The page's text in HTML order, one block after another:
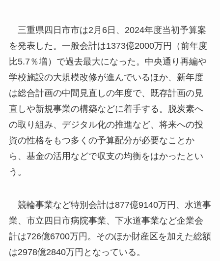
三重県四日市市は2月6日、2024年度当初予算案
を発表した。一般会計は1373億2000万円（前年度
比5.7％増）で過去最大になった。中央通り再編や
学校施設の大規模改修が進んでいるほか、新年度
は総合計画の中間見直しの年度で、既存計画の見
直しや新規事業の構築などに着手する。脱炭素へ
の取り組み、デジタル化の推進など、将来への投
資の性格をもつ多くの予算配分が必要なことか
ら、基金の活用などで収支の均衡をはかったとい
う。
競輪事業など特別会計は877億9140万円、水道事
業、市立四日市病院事業、下水道事業など企業会
計は726億6700万円。そのほか財産区を加えた総額
は2978億2840万円となっている。